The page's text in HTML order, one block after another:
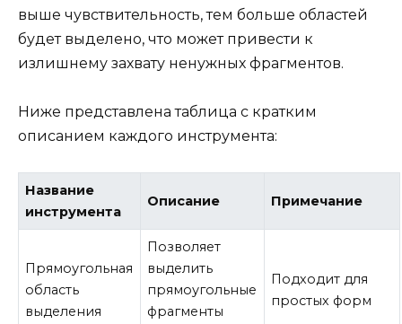
выше чувствительность, тем больше областей
будет выделено, что может привести к
излишнему захвату ненужных фрагментов.
Ниже представлена таблица с кратким
описанием каждого инструмента:
Название
инструмента
Описание Примечание
Прямоугольная
область
выделения
Позволяет
выделить
прямоугольные
фрагменты
Подходит для
простых форм